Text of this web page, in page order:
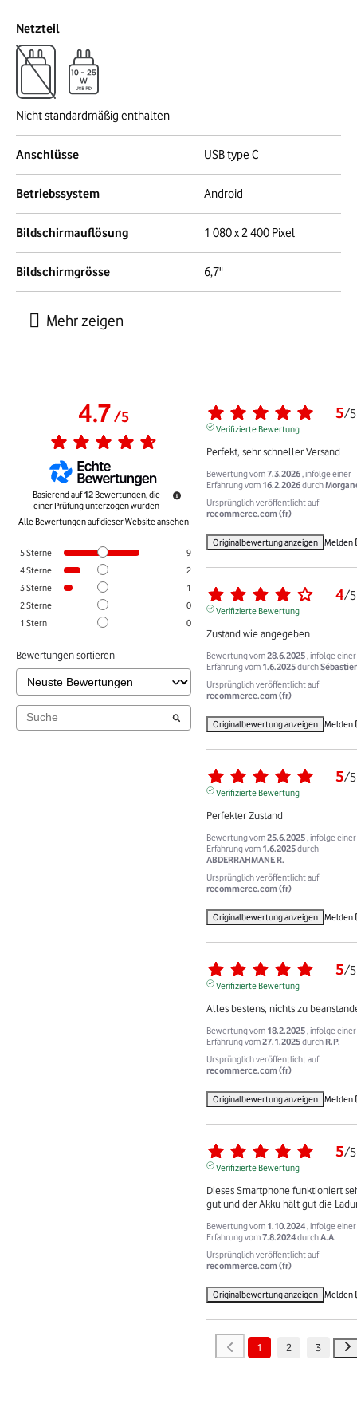
Netzteil
Nicht standardmäßig enthalten
Anschlüsse USB type C
Betriebssystem Android
Bildschirmauflösung 1 080 x 2 400 Pixel
Bildschirmgrösse 6,7"
4.7/5
Basierend auf12 Bewertungen, die
einer Prüfung unterzogen wurden
Alle Bewertungen auf dieser Website ansehen
5Sterne
9
4Sterne
2
3Sterne
1
2Sterne
0
1 Stern 0
Bewertungen sortieren
5/5
Verifizierte Bewertung
Perfekt, sehr schneller Versand
Bewertung vom7.3.2026 , infolge einer
Erfahrung vom 16.2.2026durch
Ursprünglich veröffentlicht auf
recommerce.com (fr)
Originalbewertung anzeigen Melden
4/5
Verifizierte Bewertung
Zustand wie angegeben
Bewertung vom28.6.2025 , infolge einer
Erfahrung vom 1.6.2025durch
Ursprünglich veröffentlicht auf
recommerce.com (fr)
Originalbewertung anzeigen Melden
5/5
Verifizierte Bewertung
Perfekter Zustand
Bewertung vom25.6.2025 , infolge einer
Erfahrung vom 1.6.2025durch
ABDERRAHMANE R.
Ursprünglich veröffentlicht auf
recommerce.com (fr)
Originalbewertung anzeigen Melden
5/5
Verifizierte Bewertung
Alles bestens, nichts zu
Bewertung vom 18.2.2025 , infolge einer
Erfahrung vom27.1.2025durch R.P.
Ursprünglich veröffentlicht auf
recommerce.com (fr)
Originalbewertung anzeigen Melden
5/5
Verifizierte Bewertung
Dieses Smartphone funktioniert
gut und der Akku hält gut die
Bewertung vom 1.10.2024 , infolge einer
Erfahrung vom7.8.2024durchA.A.
Ursprünglich veröffentlicht auf
recommerce.com (fr)
Originalbewertung anzeigen Melden
1 2 3